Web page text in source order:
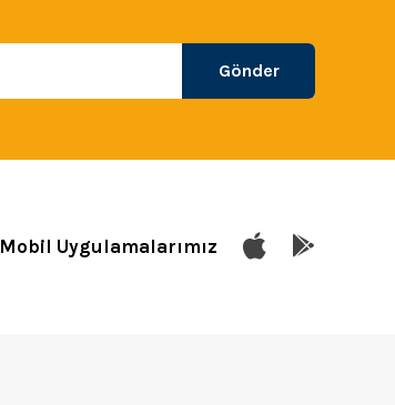
Gönder
Mobil Uygulamalarımız